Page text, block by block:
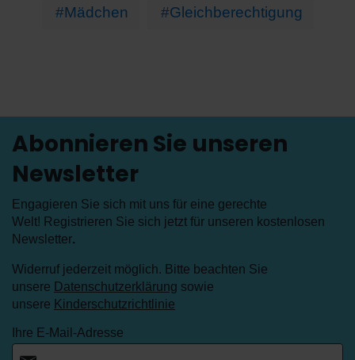
#Mädchen #Gleichberechtigung
Abonnieren Sie unseren
Newsletter
Engagieren Sie sich mit uns für eine gerechte
Welt! Registrieren Sie sich jetzt für unseren kostenlosen
Newsletter.
Widerruf jederzeit möglich. Bitte beachten Sie
unsere Datenschutzerklärung sowie
unsere Kinderschutzrichtlinie
Ihre E-Mail-Adresse